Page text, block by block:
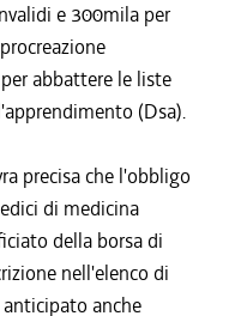
e 300mila per
abbattere le liste
(Dsa).
precisa che l'obbligo
di medicina
della borsa di
nell'elenco di
anche